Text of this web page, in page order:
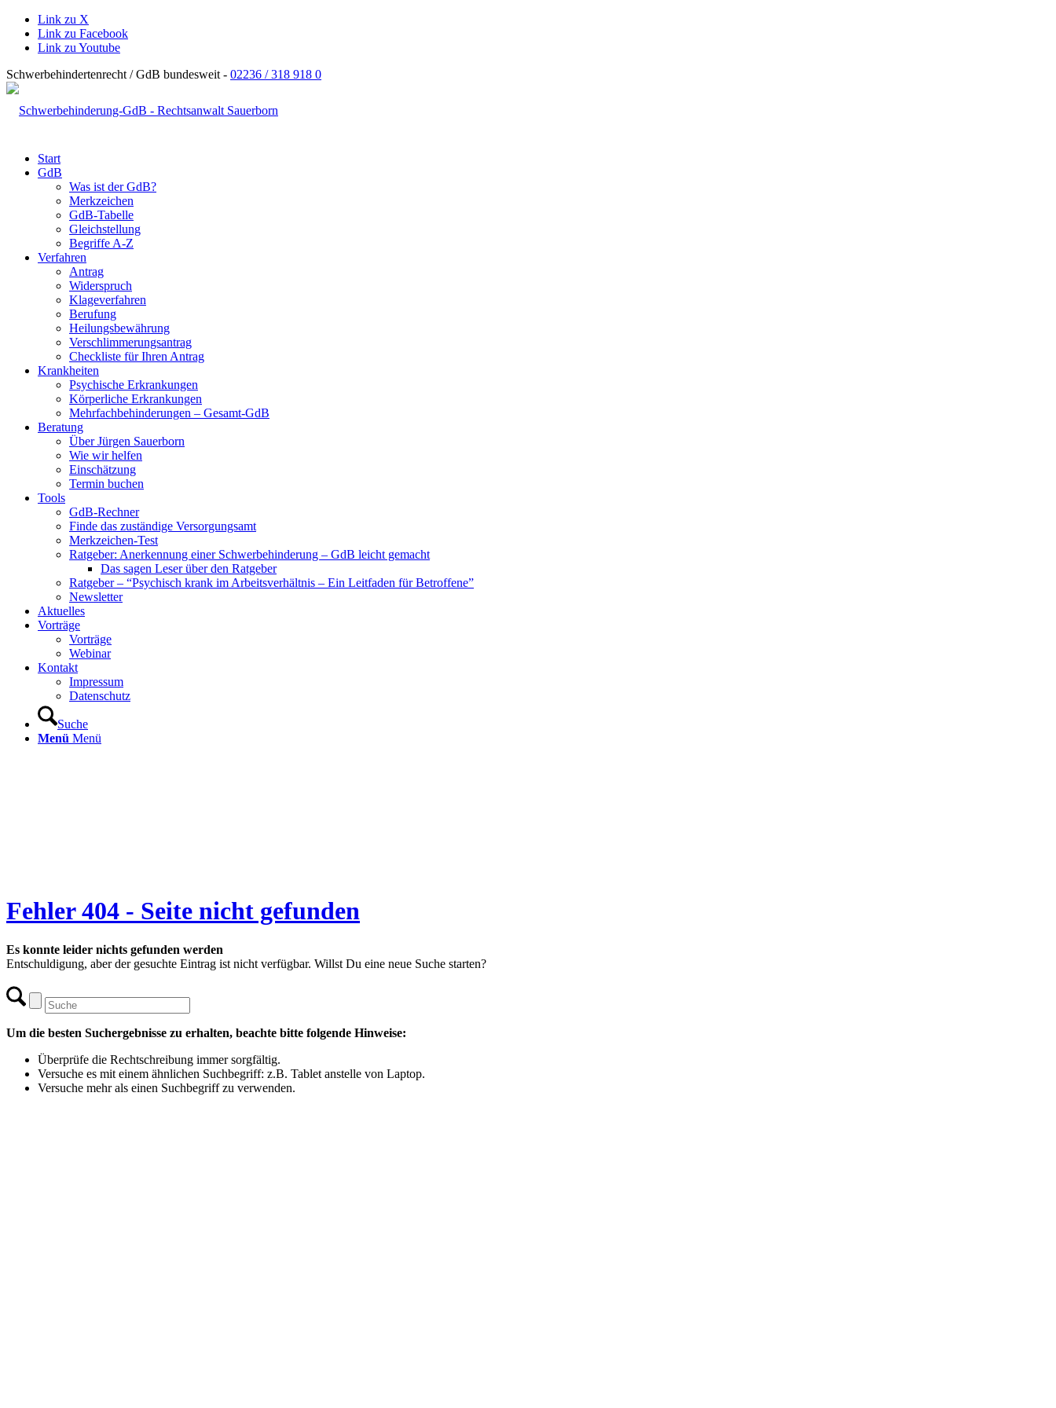
Link zu X
Link zu Facebook
Link zu Youtube
Schwerbehindertenrecht / GdB bundesweit - 02236 / 318 918 0
Start
GdB
Was ist der GdB?
Merkzeichen
GdB-Tabelle
Gleichstellung
Begriffe A-Z
Verfahren
Antrag
Widerspruch
Klageverfahren
Berufung
Heilungsbewährung
Verschlimmerungsantrag
Checkliste für Ihren Antrag
Krankheiten
Psychische Erkrankungen
Körperliche Erkrankungen
Mehrfachbehinderungen – Gesamt-GdB
Beratung
Über Jürgen Sauerborn
Wie wir helfen
Einschätzung
Termin buchen
Tools
GdB-Rechner
Finde das zuständige Versorgungsamt
Merkzeichen-Test
Ratgeber: Anerkennung einer Schwerbehinderung – GdB leicht gemacht
Das sagen Leser über den Ratgeber
Ratgeber – “Psychisch krank im Arbeitsverhältnis – Ein Leitfaden für Betroffene”
Newsletter
Aktuelles
Vorträge
Vorträge
Webinar
Kontakt
Impressum
Datenschutz
Suche
Menü Menü
Fehler 404 - Seite nicht gefunden
Es konnte leider nichts gefunden werden
Entschuldigung, aber der gesuchte Eintrag ist nicht verfügbar. Willst Du eine neue Suche starten?
Um die besten Suchergebnisse zu erhalten, beachte bitte folgende Hinweise:
Überprüfe die Rechtschreibung immer sorgfältig.
Versuche es mit einem ähnlichen Suchbegriff: z.B. Tablet anstelle von Laptop.
Versuche mehr als einen Suchbegriff zu verwenden.